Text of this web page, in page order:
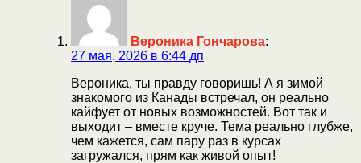
Вероника Гончарова:
27 мая, 2026 в 6:44 дп
Вероника, ты правду говоришь! А я зимой
знакомого из Канады встречал, он реально
кайфует от новых возможностей. Вот так и
выходит – вместе круче. Тема реально глубже,
чем кажется, сам пару раз в курсах
загружался, прям как живой опыт!